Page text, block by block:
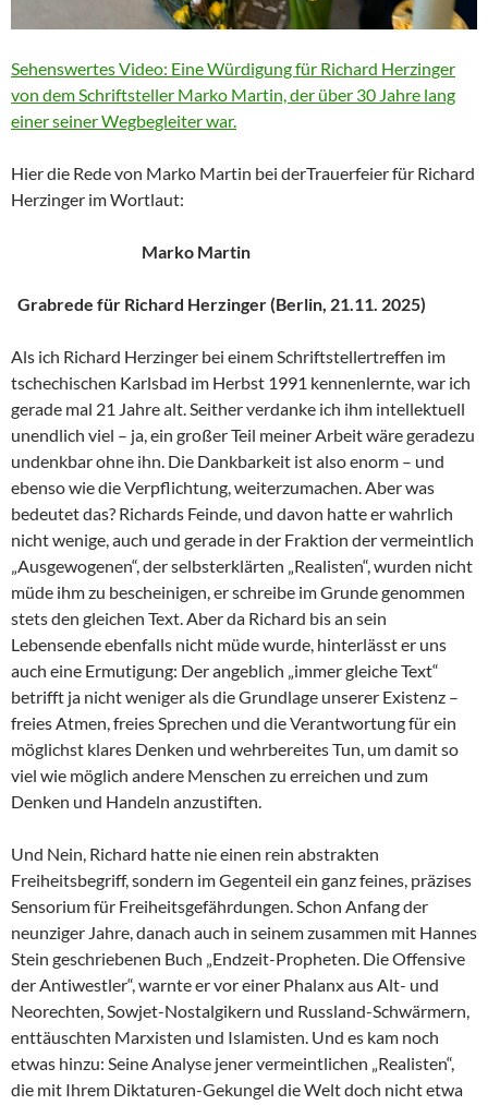
Sehenswertes Video: Eine Würdigung für Richard Herzinger
von dem Schriftsteller Marko Martin, der über 30 Jahre lang
einer seiner Wegbegleiter war.
Hier die Rede von Marko Martin bei derTrauerfeier für Richard
Herzinger im Wortlaut:
Marko Martin
Grabrede für Richard Herzinger (Berlin, 21.11. 2025)
Als ich Richard Herzinger bei einem Schriftstellertreffen im
tschechischen Karlsbad im Herbst 1991 kennenlernte, war ich
gerade mal 21 Jahre alt. Seither verdanke ich ihm intellektuell
unendlich viel – ja, ein großer Teil meiner Arbeit wäre geradezu
undenkbar ohne ihn. Die Dankbarkeit ist also enorm – und
ebenso wie die Verpflichtung, weiterzumachen. Aber was
bedeutet das? Richards Feinde, und davon hatte er wahrlich
nicht wenige, auch und gerade in der Fraktion der vermeintlich
„Ausgewogenen“, der selbsterklärten „Realisten“, wurden nicht
müde ihm zu bescheinigen, er schreibe im Grunde genommen
stets den gleichen Text. Aber da Richard bis an sein
Lebensende ebenfalls nicht müde wurde, hinterlässt er uns
auch eine Ermutigung: Der angeblich „immer gleiche Text“
betrifft ja nicht weniger als die Grundlage unserer Existenz –
freies Atmen, freies Sprechen und die Verantwortung für ein
möglichst klares Denken und wehrbereites Tun, um damit so
viel wie möglich andere Menschen zu erreichen und zum
Denken und Handeln anzustiften.
Und Nein, Richard hatte nie einen rein abstrakten
Freiheitsbegriff, sondern im Gegenteil ein ganz feines, präzises
Sensorium für Freiheitsgefährdungen. Schon Anfang der
neunziger Jahre, danach auch in seinem zusammen mit Hannes
Stein geschriebenen Buch „Endzeit-Propheten. Die Offensive
der Antiwestler“, warnte er vor einer Phalanx aus Alt- und
Neorechten, Sowjet-Nostalgikern und Russland-Schwärmern,
enttäuschten Marxisten und Islamisten. Und es kam noch
etwas hinzu: Seine Analyse jener vermeintlichen „Realisten“,
die mit Ihrem Diktaturen-Gekungel die Welt doch nicht etwa